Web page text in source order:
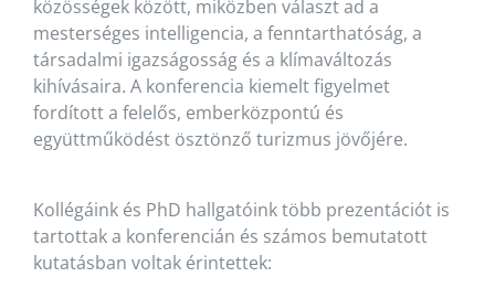
közösségek között, miközben választ ad a
mesterséges intelligencia, a fenntarthatóság, a
társadalmi igazságosság és a klímaváltozás
kihívásaira. A konferencia kiemelt figyelmet
fordított a felelős, emberközpontú és
együttműködést ösztönző turizmus jövőjére.
Kollégáink és PhD hallgatóink több prezentációt is
tartottak a konferencián és számos bemutatott
kutatásban voltak érintettek: